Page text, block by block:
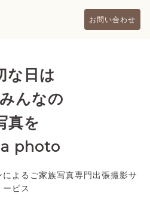
お問い合わせ
な日は
んなの
真を
photo
よるご家族写真専門出張撮影サ
ービス